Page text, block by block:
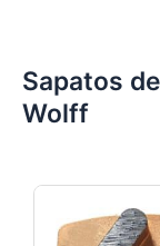
Sapatos
Wolff